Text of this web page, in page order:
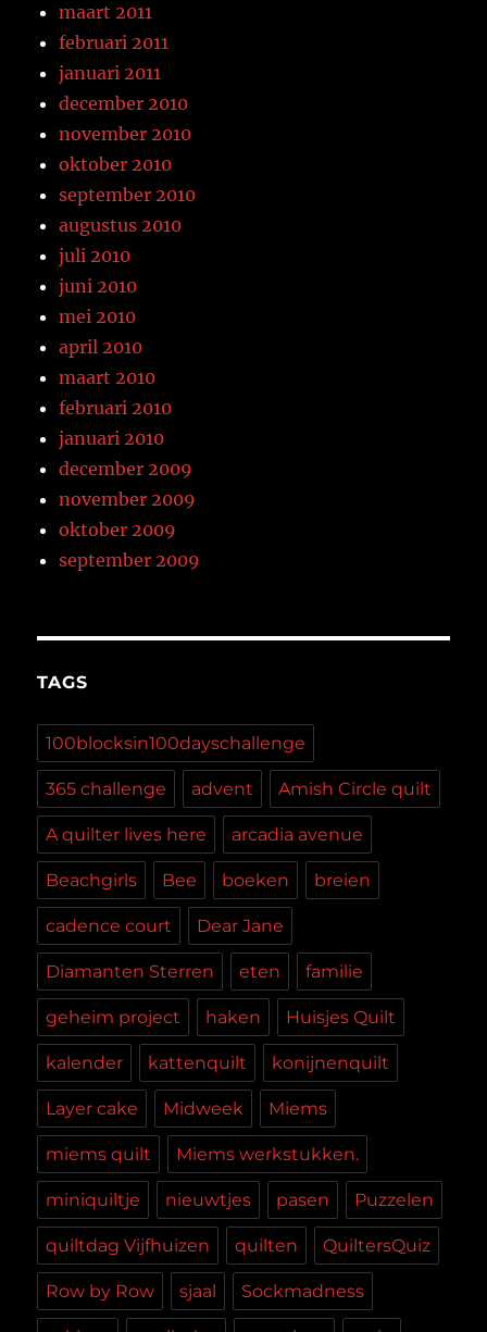
maart 2011
februari 2011
januari 2011
december 2010
november 2010
oktober 2010
september 2010
augustus 2010
juli 2010
juni 2010
mei 2010
april 2010
maart 2010
februari 2010
januari 2010
december 2009
november 2009
oktober 2009
september 2009
TAGS
100blocksin100dayschallenge
365 challenge advent Amish Circle quilt
A quilter lives here arcadia avenue
Beachgirls Bee boeken breien
cadence court Dear Jane
Diamanten Sterren eten familie
geheim project haken Huisjes Quilt
kalender kattenquilt konijnenquilt
Layer cake Midweek Miems
miems quilt Miems werkstukken.
miniquiltje nieuwtjes pasen Puzzelen
quiltdag Vijfhuizen quilten QuiltersQuiz
Row by Row sjaal Sockmadness